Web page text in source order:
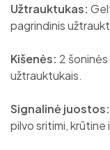
Užtrauktukas:
pagrindinis
Kišenės: 2
užtrauktukais.
Signalinė juostos:
pilvo sritimi, krūtine